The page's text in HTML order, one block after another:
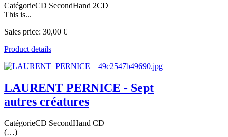
CatégorieCD SecondHand 2CD
This is...
Sales price: 30,00 €
Product details
LAURENT PERNICE - Sept
autres créatures
CatégorieCD SecondHand CD
(…)